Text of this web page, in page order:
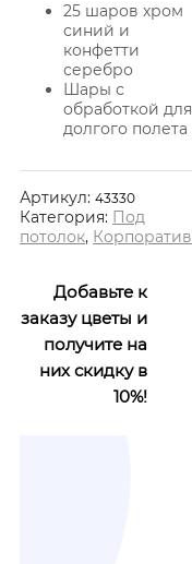
25 шаров хром
синий и
конфетти
серебро
Шары с
обработкой для
долгого полета
Артикул: 43330
Категория: Под
потолок, Корпоратив
Добавьте к
заказу цветы и
получите на
них скидку в
10%!